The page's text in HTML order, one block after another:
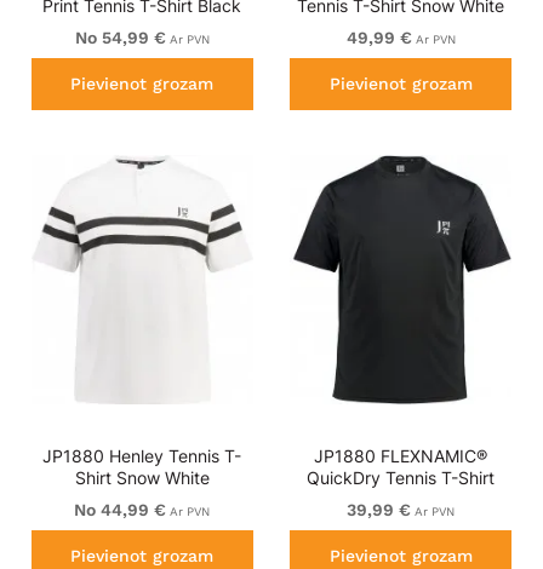
Print Tennis T-Shirt Black
No 54,99 € Ar PVN
Pievienot grozam
Tennis T-Shirt Snow White
49,99 € Ar PVN
Pievienot grozam
JP1880 Henley Tennis T-
Shirt Snow White
No 44,99 € Ar PVN
Pievienot grozam
JP1880 FLEXNAMIC®
QuickDry Tennis T-Shirt
Black
39,99 € Ar PVN
Pievienot grozam